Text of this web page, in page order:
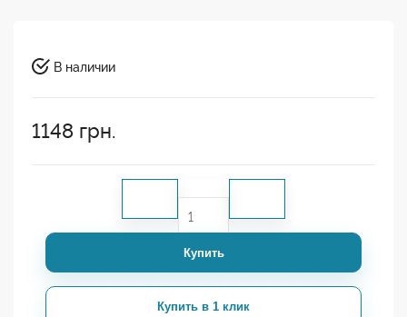
В наличии
1148 грн.
Купить
Купить в 1 клик